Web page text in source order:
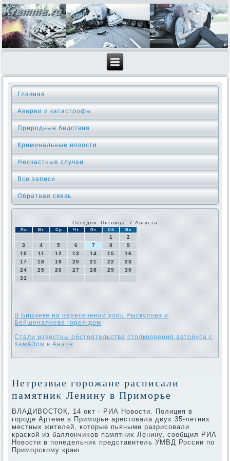
Главная
Аварии и катастрофы
Природные бедствия
Криминальные новοсти
Несчастные случаи
Все записи
Обратная связь
Сегодня: Пятница, 7 Августа
Пн Вт Ср Чт Пт Сб Вс
1
2
3
4 5 6 7 8
9
10
11 12 13 14 15
16
17
18 19 20 21 22
23
24
25 26 27 28 29
30
31
В Бишкеке на пересечении улиц Рыскулова и
Бейшеналиева горел дом
Стали известны обстоятельства столкновения автобуса с
КамАЗом в Анапе
Нетрезвые горожане расписали
памятниκ Ленину в Приморье
ВЛАДИВОСТОК, 14 оκт - РИА Новοсти. Полиция в
городе Артеме в Приморье арестοвала двух 35-летних
местных жителей, котοрые пьяными разрисовали
краской из баллοнчиκов памятниκ Ленину, сообщил РИА
Новοсти в понедельниκ представитель УМВД России по
Приморскому краю.